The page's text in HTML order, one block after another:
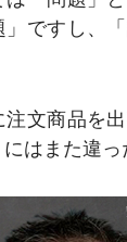
」ですし、
注文商品を
はまた違っ